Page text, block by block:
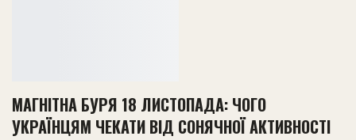
МАГНІТНА БУРЯ 18 ЛИСТОПАДА: ЧОГО
УКРАЇНЦЯМ ЧЕКАТИ ВІД СОНЯЧНОЇ АКТИВНОСТІ